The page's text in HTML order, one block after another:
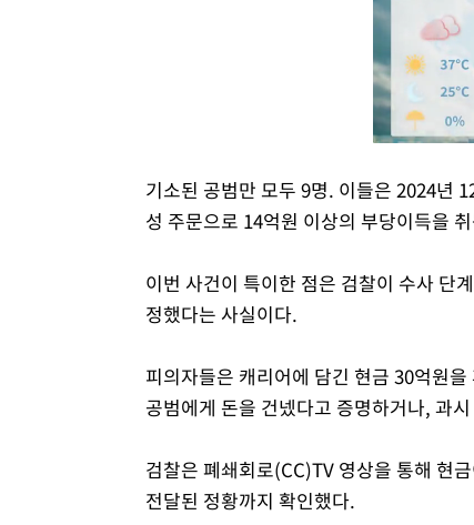
기소된 공범만 모두 9명. 이들은 2024년
성 주문으로 14억원 이상의 부당이득을
이번 사건이 특이한 점은 검찰이 수사 단
정했다는 사실이다.
피의자들은 캐리어에 담긴 현금 30억원
공범에게 돈을 건넸다고 증명하거나, 과
검찰은 폐쇄회로(CC)TV 영상을 통해 현
전달된 정황까지 확인했다.